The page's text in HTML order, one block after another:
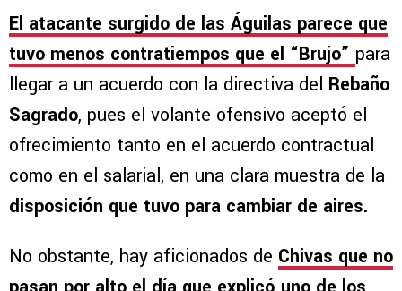
El atacante surgido de las Águilas parece que
tuvo menos contratiempos que el “Brujo” para
llegar a un acuerdo con la directiva del Rebaño
Sagrado, pues el volante ofensivo aceptó el
ofrecimiento tanto en el acuerdo contractual
como en el salarial, en una clara muestra de la
disposición que tuvo para cambiar de aires.
No obstante, hay aficionados de Chivas que no